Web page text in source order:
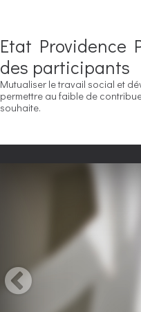
Etat Providence
des participants
Mutualiser le travail social et
permettre au faible de
souhaite.